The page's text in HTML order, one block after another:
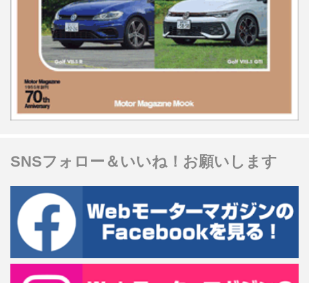
SNSフォロー＆いいね！お願いします